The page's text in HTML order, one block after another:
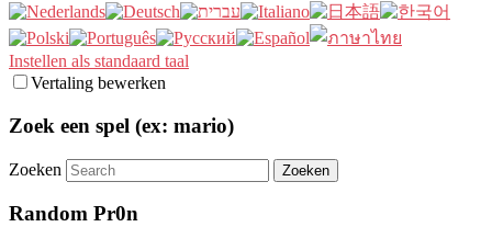
Instellen als standaard taal
Vertaling bewerken
Zoek een spel (ex: mario)
Zoeken
Random Pr0n